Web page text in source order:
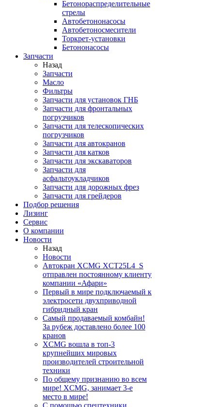
Бетонораспределительные
стрелы
Автобетононасосы
Автобетоносмесители
Торкрет-установки
Бетононасосы
Запчасти
Назад
Запчасти
Масло
Фильтры
Запчасти для установок ГНБ
Запчасти для фронтальных
погрузчиков
Запчасти для телескопических
погрузчиков
Запчасти для автокранов
Запчасти для катков
Запчасти для экскаваторов
Запчасти для
асфальтоукладчиков
Запчасти для дорожных фрез
Запчасти для грейдеров
Подбор решения
Лизинг
Сервис
О компании
Новости
Назад
Новости
Автокран XCMG XCT25L4_S
отправлен постоянному клиенту
компании «Афари»
Первый в мире подключаемый к
электросети двухприводной
гибридный кран
Самый продаваемый комбайн!
За рубеж доставлено более 100
кранов
XCMG вошла в топ-3
крупнейших мировых
производителей строительной
техники
По общему признанию во всем
мире! XCMG, занимает 3-е
место в мире!
С помощью спецтехники